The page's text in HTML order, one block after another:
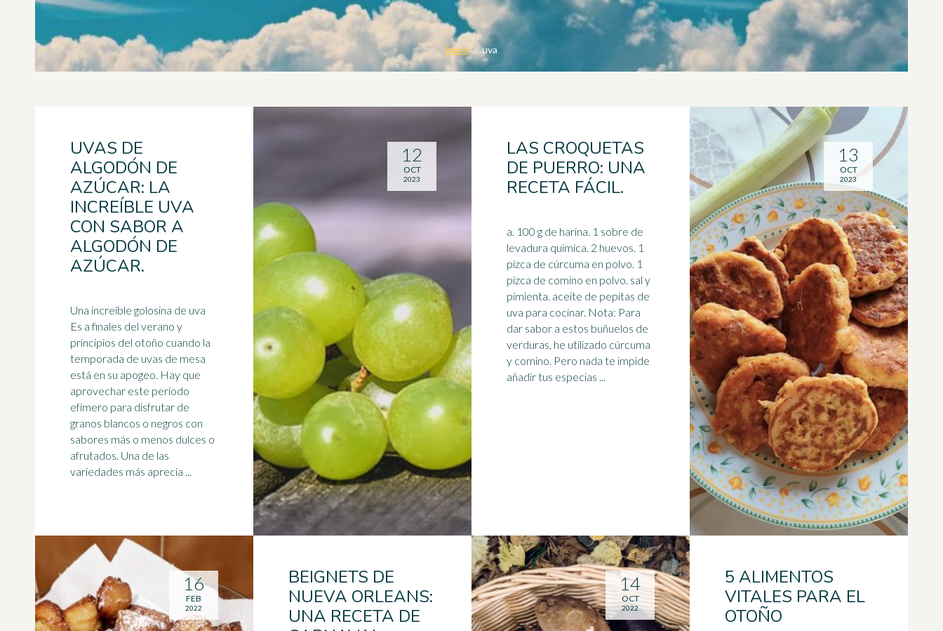
Inicio uva
UVAS DE
ALGODÓN DE
AZÚCAR: LA
INCREÍBLE UVA
CON SABOR A
ALGODÓN DE
AZÚCAR.
Una increíble golosina de uva
Es a finales del verano y
principios del otoño cuando la
temporada de uvas de mesa
está en su apogeo. Hay que
aprovechar este período
efímero para disfrutar de
granos blancos o negros con
sabores más o menos dulces o
afrutados. Una de las
variedades más aprecia ...
12
OCT
2023
LAS CROQUETAS
DE PUERRO: UNA
RECETA FÁCIL.
a. 100 g de harina. 1 sobre de
levadura química. 2 huevos. 1
pizca de cúrcuma en polvo. 1
pizca de comino en polvo. sal y
pimienta. aceite de pepitas de
uva para cocinar. Nota: Para
dar sabor a estos buñuelos de
verduras, he utilizado cúrcuma
y comino. Pero nada te impide
añadir tus especias ...
13
OCT
2023
BEIGNETS DE
NUEVA ORLEANS:
UNA RECETA DE
16
FEB
2022
5 ALIMENTOS
VITALES PARA EL
OTOÑO
14
OCT
2022